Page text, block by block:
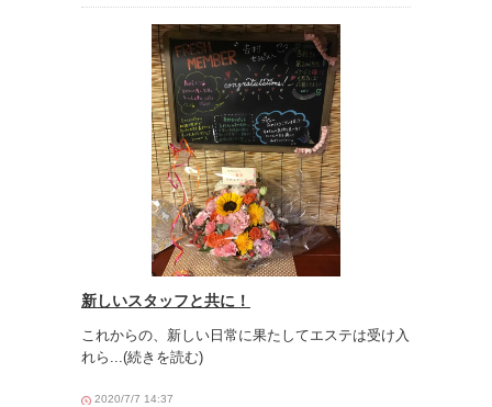
新しいスタッフと共に！
これからの、新しい日常に果たしてエステは受け入
れら ...(続きを読む)
2020/7/7 14:37